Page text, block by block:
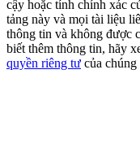
USDT New User
USDT Flexible
cậy hoặc tính chính xác
tảng này và mọi tài liệu
thông tin và không được
biết thêm thông tin, hãy
quyền riêng tư của chúng